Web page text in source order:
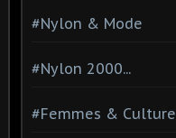
#Nylon & Mode
#Nylon 2000...
#Femmes & Culture